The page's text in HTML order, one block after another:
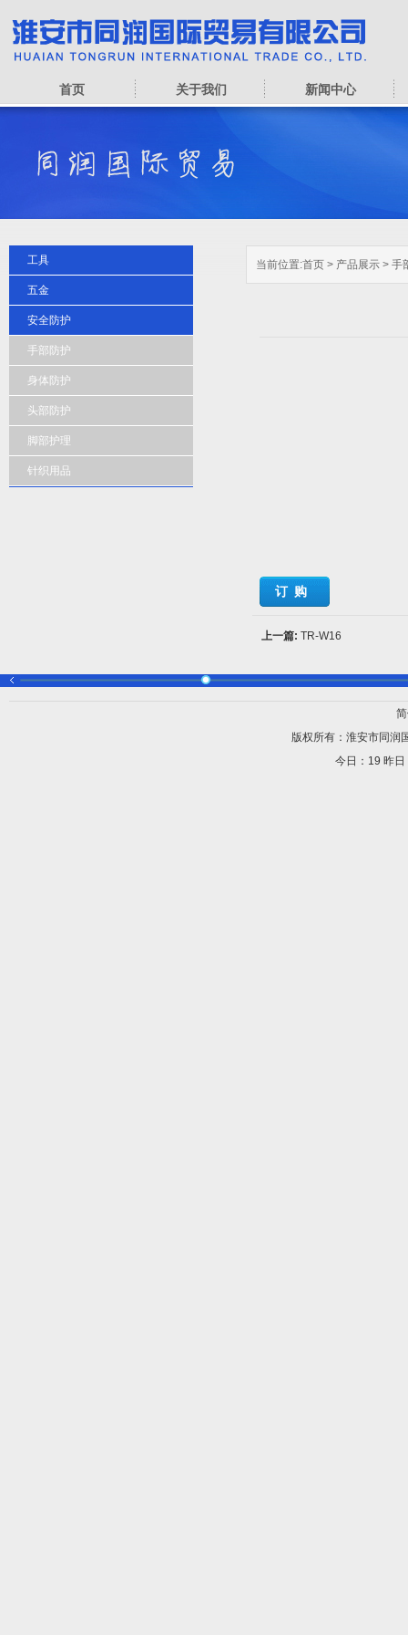
首页 关于我们 新闻中心
当前位置:首页 > 产品展示 > 手
订购
上一篇:TR-W16
工具
五金
安全防护
手部防护
身体防护
头部防护
脚部护理
针织用品
版权所有：淮安市同润
今日： 19 昨日